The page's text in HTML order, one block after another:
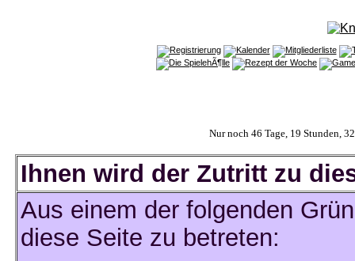
Nur noch 46 Tage, 19 Stunden,
Ihnen wird der Zutritt zu
Aus einem der folgenden
diese Seite zu betreten: